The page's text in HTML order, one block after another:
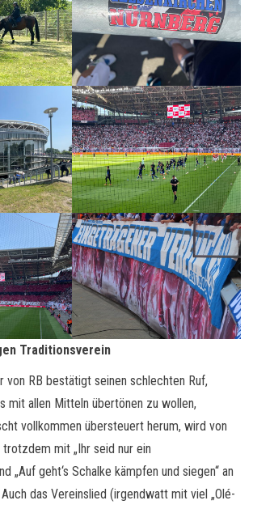
Traditionsverein
von RB bestätigt seinen schlechten Ruf,
mit allen Mitteln übertönen zu wollen,
vollkommen übersteuert herum, wird von
mit „Ihr seid nur ein
„Auf geht‘s Schalke kämpfen und siegen“ an
das Vereinslied (irgendwatt mit viel „Olé-